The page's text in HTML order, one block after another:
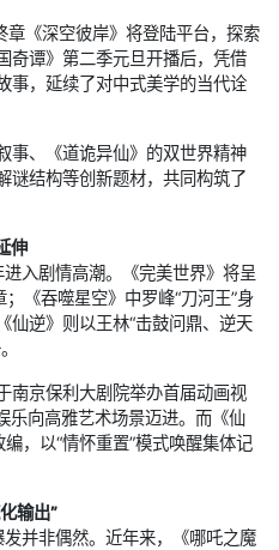
章《深空彼岸》将登陆平台，探索
奇谭》第二季元旦开播后，凭借
事，延续了对中式美学的当代诠
事、《道诡异仙》的双世界精神
谜结构等创新题材，共同构筑了
伸
入剧情高潮。《完美世界》将呈
《吞噬星空》中罗峰“刀河王”身
仙逆》则以王林“击鼓问鼎、逆天
南京保利大剧院举办首届动画视
乐向高雅艺术场景迈进。而《仙
，以“情怀重置”模式唤醒集体记
输出”
并非偶然。近年来，《哪吒之魔